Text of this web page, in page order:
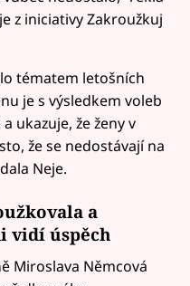
z iniciativy Zakroužkuj
tématem letošních
je s výsledkem voleb
ukazuje, že ženy v
že se nedostávají na
Neje.
a
vidí úspěch
Miroslava Němcová